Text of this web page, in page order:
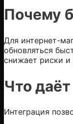
Почему
Для интернет-
обновляться
снижает риски и
Что
Интеграция